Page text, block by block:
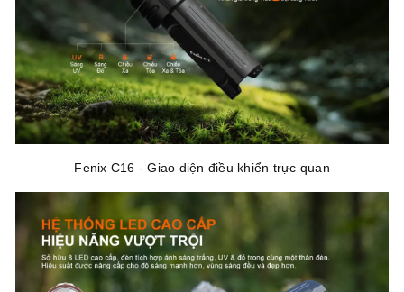
Fenix C16 - Giao diện điều khiển trực quan